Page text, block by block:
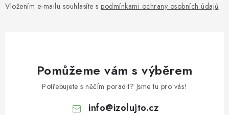
Vložením e-mailu souhlasíte s podmínkami ochrany osobních údajů
Pomůžeme vám s výběrem
Potřebujete s něčím poradit? Jsme tu pro vás!
info@izolujto.cz